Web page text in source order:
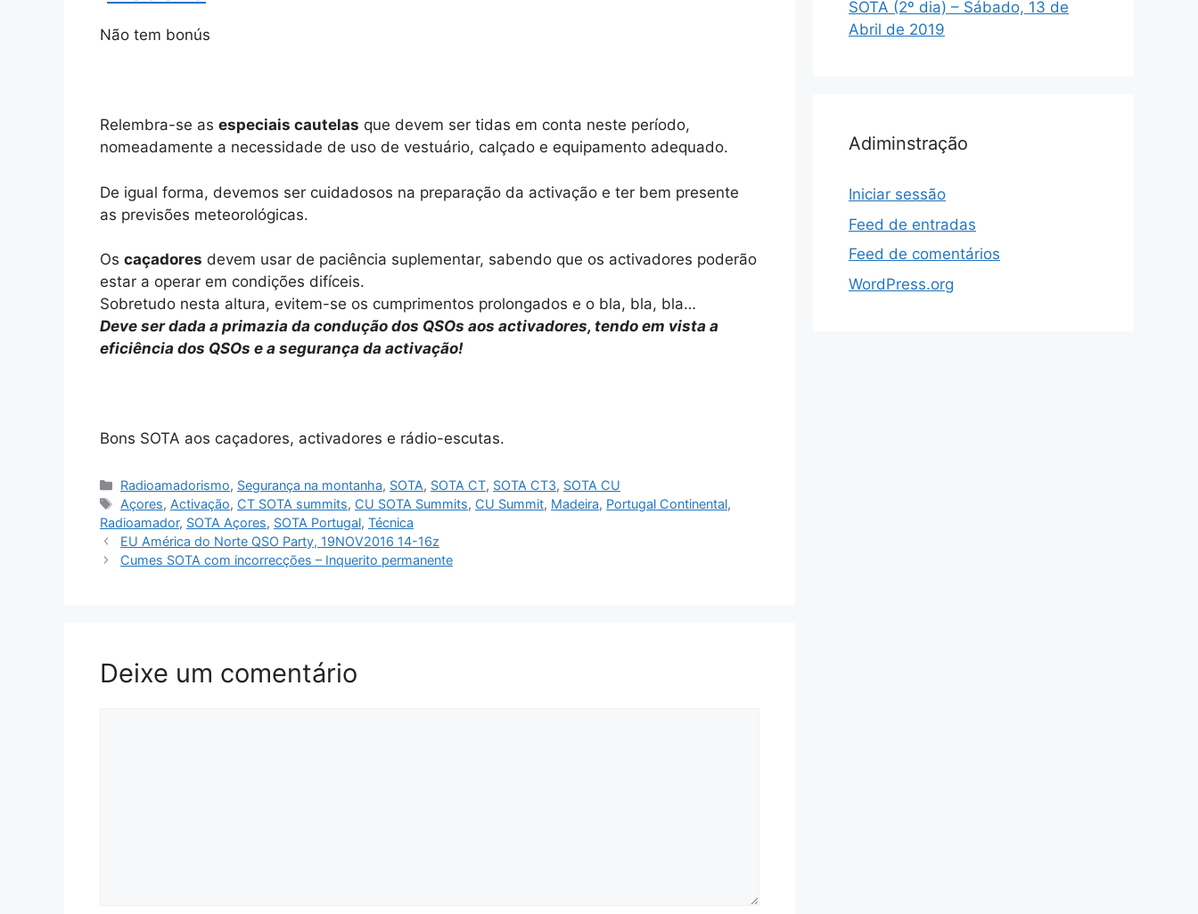
Não tem bonús
Relembra-se as especiais cautelas que devem ser tidas em conta neste período,
nomeadamente a necessidade de uso de vestuário, calçado e equipamento adequado.
De igual forma, devemos ser cuidadosos na preparação da activação e ter bem presente
as previsões meteorológicas.
Os caçadores devem usar de paciência suplementar, sabendo que os activadores poderão
estar a operar em condições difíceis.
Sobretudo nesta altura, evitem-se os cumprimentos prolongados e o bla, bla, bla…
Deve ser dada a primazia da condução dos QSOs aos activadores, tendo em vista a
eficiência dos QSOs e a segurança da activação!
Bons SOTA aos caçadores, activadores e rádio-escutas.
Categorias
Radioamadorismo, Segurança na montanha, SOTA, SOTA CT, SOTA CT3, SOTA CU
Etiquetas
Açores, Activação, CT SOTA summits, CU SOTA Summits, CU Summit, Madeira, Portugal Continental,
Radioamador, SOTA Açores, SOTA Portugal, Técnica
EU América do Norte QSO Party, 19NOV2016 14-16z
Cumes SOTA com incorrecções – Inquerito permanente
Deixe um comentário
SOTA (2º dia) – Sábado, 13 de
Abril de 2019
Adiminstração
Iniciar sessão
Feed de entradas
Feed de comentários
WordPress.org